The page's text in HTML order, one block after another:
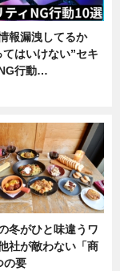
報漏洩してるか
はいけない”セキ
行動…
冬がひと味違うワ
社が敵わない「商
の要